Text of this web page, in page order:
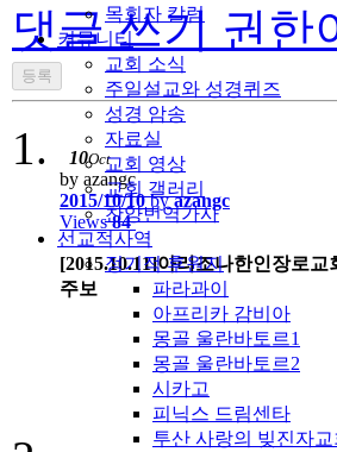
목회자 칼럼
커뮤니티
교회 소식
주일설교와 성경퀴즈
성경 암송
자료실
교회 영상
교회 갤러리
찬양번역가사
선교적사역
정기적 후원지
파라과이
아프리카 감비아
몽골 울란바토르1
몽골 울란바토르2
시카고
피닉스 드림센타
투산 사랑의 빚진자교
댓글 쓰기 권한
10Oct
by azangc
2015/10/10byazangc
Views84
[2015.10.11]아리조나한인장로교
주보